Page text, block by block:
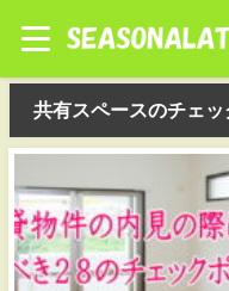
共有スペースのチェ